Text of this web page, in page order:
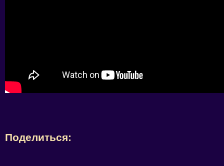
Поделиться: